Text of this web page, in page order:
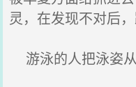
灵，在发现不对后
游泳的人把泳姿从